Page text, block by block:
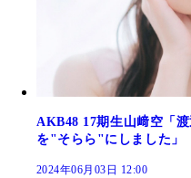
AKB48 17期生山﨑空「
を"そらら"にしました」
2024年06月03日 12:00